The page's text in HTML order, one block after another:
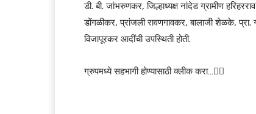
डी. बी. जांभरुणकर, जिल्हाध्यक्ष नांदेड ग्रामीण
डोंगळीकर, प्रांजली रावणगावकर, बालाजी शेळके,
विजापूरकर आदींची उपस्थिती होती.
ग्रुपमध्ये सहभागी होण्यासाठी क्लीक करा…👆🏻